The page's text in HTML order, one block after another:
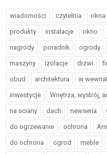
wiadomości czytelnia okna
produkty instalacje okno
nagrody poradnik ogrody
maszyny izolacje drzwi
obud architektura w
inwestycje Wnętrza, wystrój,
na sciany dach newseria
do ogrzewanie ochrona
do ochrona ogrod meble